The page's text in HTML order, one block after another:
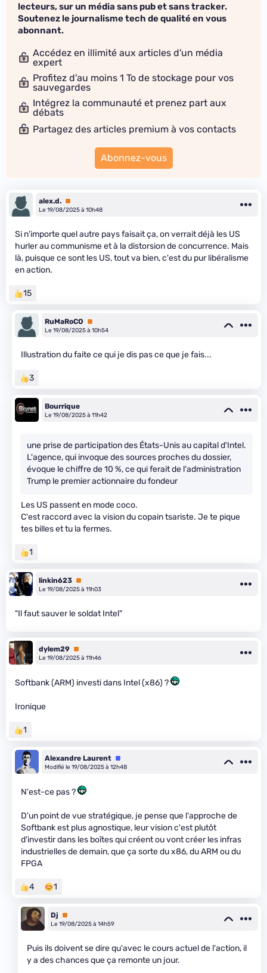
lecteurs, sur un média sans pub et sans tracker.
Soutenez le journalisme tech de qualité en vous
abonnant.
Accédez en illimité aux articles d'un média
expert
Profitez d'au moins 1 To de stockage pour vos
sauvegardes
Intégrez la communauté et prenez part aux
débats
Partagez des articles premium à vos contacts
Abonnez-vous
alex.d. Premium
Le 19/08/2025 à 10h48
Si n'importe quel autre pays faisait ça, on verrait déjà les US
hurler au communisme et à la distorsion de concurrence. Mais
là, puisque ce sont les US, tout va bien, c'est du pur libéralisme
en action.
15
RuMaRoCO
Premium
Le 19/08/2025 à 10h54
Illustration du faite ce qui je dis pas ce que je fais...
3
Bourrique
Le 19/08/2025 à 11h42
une prise de participation des États-Unis au capital d'Intel.
L'agence, qui invoque des sources proches du dossier,
évoque le chiffre de 10 %, ce qui ferait de l'administration
Trump le premier actionnaire du fondeur
Les US passent en mode coco.
C'est raccord avec la vision du copain tsariste. Je te pique
tes billes et tu la fermes.
1
linkin623 Premium
Le 19/08/2025 à 11h03
"Il faut sauver le soldat Intel"
dylem29 Premium
Le 19/08/2025 à 11h46
Softbank (ARM) investi dans Intel (x86) ?
Ironique
1
Alexandre Laurent Équipe
Modifié le 19/08/2025 à 12h48
N'est-ce pas ?
D'un point de vue stratégique, je pense que l'approche de
Softbank est plus agnostique, leur vision c'est plutôt
d'investir dans les boîtes qui créent ou vont créer les infras
industrielles de demain, que ça sorte du x86, du ARM ou du
FPGA
4 1
Dj
Premium
Le 19/08/2025 à 14h59
Puis ils doivent se dire qu'avec le cours actuel de l'action, il
y a des chances que ça remonte un jour.